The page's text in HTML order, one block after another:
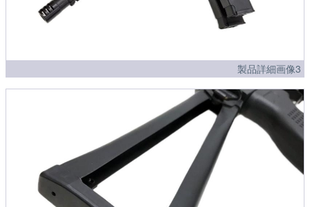
製品詳細画像3